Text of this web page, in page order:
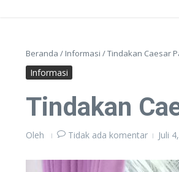
Beranda / Informasi /Tindakan Caesar
Informasi
Tindakan
Oleh Tidak ada komentar Juli